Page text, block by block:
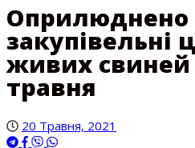
Оприлюднено
закупівельні
живих свиней
травня
20 Травня, 2021